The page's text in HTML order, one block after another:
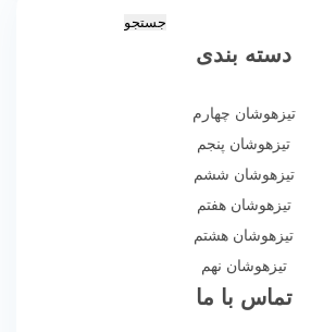
دسته بندی
تیزهوشان چهارم
تیزهوشان پنجم
تیزهوشان ششم
تیزهوشان هفتم
تیزهوشان هشتم
تیزهوشان نهم
تماس با ما